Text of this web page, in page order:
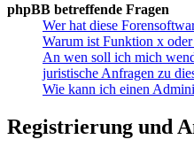
phpBB betreffende Fragen
Wer hat diese
Warum ist Funktion x
An wen soll ich mich
juristische Anfragen zu
Wie kann ich einen
Registrierung und